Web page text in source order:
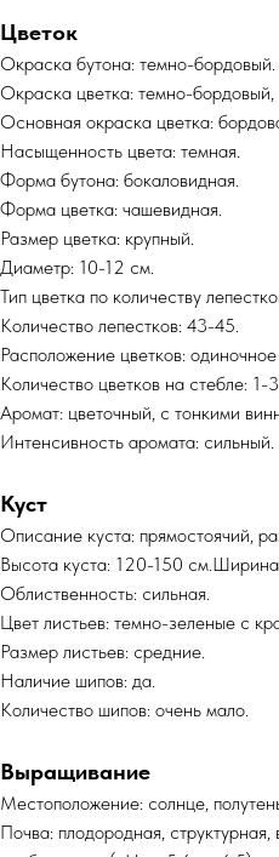
Цветок
Окраска бутона: темно-бордовый.
Окраска цветка: темно-
Основная окраска цветка:
Насыщенность цвета: темная.
Форма бутона: бокаловидная.
Форма цветка: чашевидная.
Размер цветка: крупный.
Диаметр: 10-12 см.
Тип цветка по количеству
Количество лепестков: 43-45.
Расположение цветков:
Количество цветков на стебле: 1-
Аромат: цветочный, с тонкими
Интенсивность аромата: сильный.
Куст
Описание куста: прямостоячий,
Высота куста: 120-150
Облиственность: сильная.
Цвет листьев: темно-зеленые с
Размер листьев: средние.
Наличие шипов: да.
Количество шипов: очень мало.
Выращивание
Местоположение: солнце,
Почва: плодородная,